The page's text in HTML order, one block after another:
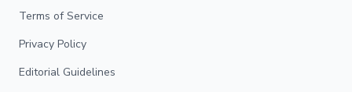
Terms of Service
Privacy Policy
Editorial Guidelines